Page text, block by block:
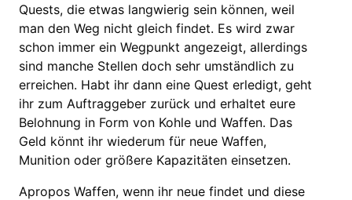
Quests, die etwas langwierig sein können, weil
man den Weg nicht gleich findet. Es wird zwar
schon immer ein Wegpunkt angezeigt, allerdings
sind manche Stellen doch sehr umständlich zu
erreichen. Habt ihr dann eine Quest erledigt, geht
ihr zum Auftraggeber zurück und erhaltet eure
Belohnung in Form von Kohle und Waffen. Das
Geld könnt ihr wiederum für neue Waffen,
Munition oder größere Kapazitäten einsetzen.
Apropos Waffen, wenn ihr neue findet und diese